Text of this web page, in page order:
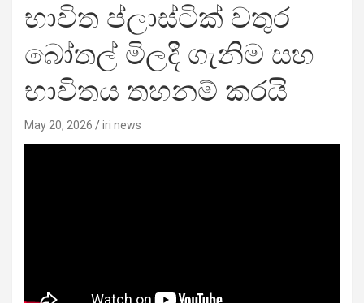
භාවිත ප්ලාස්ටික් වතුර
බෝතල් මිලදී ගැනිම සහ
භාවිතය තහනම් කරයි
May 20, 2026 iri news